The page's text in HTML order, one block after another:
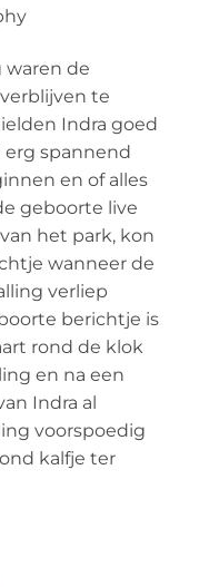
waren de
te
Indra goed
erg spannend
en of alles
geboorte live
het park, kon
wanneer de
verliep
berichtje is
rond de klok
en na een
Indra al
voorspoedig
kalfje ter